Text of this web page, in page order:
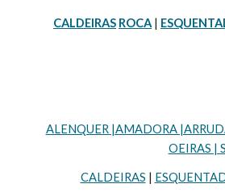
CALDEIRAS ROCA |
ALENQUER |AMADORA
OEIRAS |
CALDEIRAS |